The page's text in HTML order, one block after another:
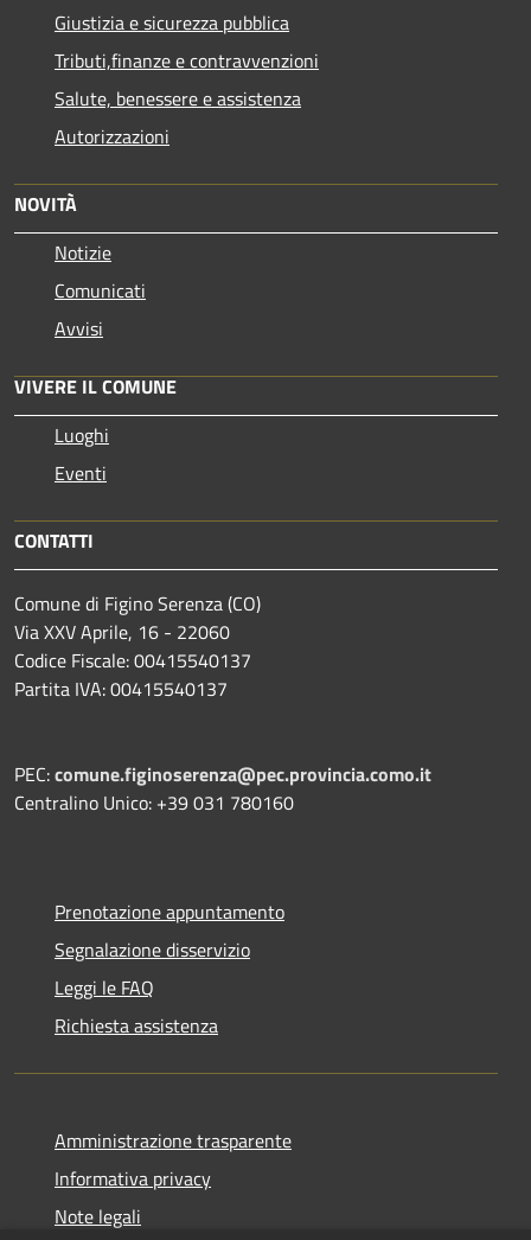
Giustizia e sicurezza pubblica
Tributi,finanze e contravvenzioni
Salute, benessere e assistenza
Autorizzazioni
NOVITÀ
Notizie
Comunicati
Avvisi
VIVERE IL COMUNE
Luoghi
Eventi
CONTATTI
Comune di Figino Serenza (CO)
Via XXV Aprile, 16 - 22060
Codice Fiscale: 00415540137
Partita IVA: 00415540137
PEC:comune.figinoserenza@pec.provincia.como.it
Centralino Unico: +39 031 780160
Prenotazione appuntamento
Segnalazione disservizio
Leggi le FAQ
Richiesta assistenza
Amministrazione trasparente
Informativa privacy
Note legali